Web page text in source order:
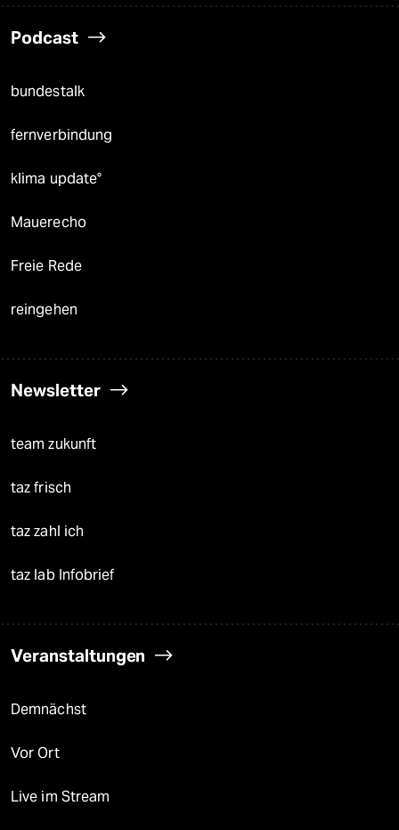
Podcast
bundestalk
fernverbindung
klima update°
Mauerecho
Freie Rede
reingehen
Newsletter
team zukunft
taz frisch
taz zahl ich
taz lab Infobrief
Veranstaltungen
Demnächst
Vor Ort
Live im Stream